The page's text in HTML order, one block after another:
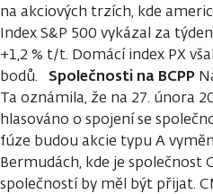
na akciových trzích, kde
Index S&P 500 vykázal za
+1,2 % t/t. Domácí index PX
bodů. Společnosti na BCPP
Ta oznámila, že na 27. února
hlasováno o spojení se
fúze budou akcie typu A
Bermudách, kde je společnost
společností by měl být přijat.